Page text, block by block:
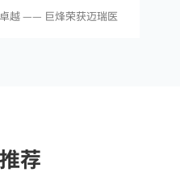
越 —— 巨烽荣获迈瑞医
荐